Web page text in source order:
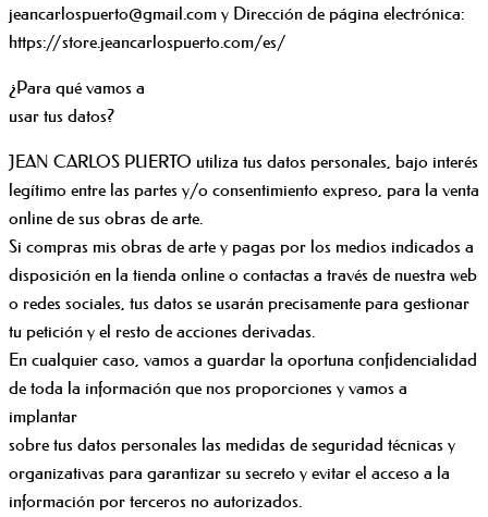
jeancarlospuerto@gmail.com y Dirección de página electrónica:
https://store.jeancarlospuerto.com/es/
¿Para qué vamos a
usar tus datos?
JEAN CARLOS PUERTO utiliza tus datos personales, bajo interés
legítimo entre las partes y/o consentimiento expreso, para la venta
online de sus obras de arte.
Si compras mis obras de arte y pagas por los medios indicados a
disposición en la tienda online o contactas a través de nuestra web
o redes sociales, tus datos se usarán precisamente para gestionar
tu petición y el resto de acciones derivadas.
En cualquier caso, vamos a guardar la oportuna confidencialidad
de toda la información que nos proporciones y vamos a
implantar
sobre tus datos personales las medidas de seguridad técnicas y
organizativas para garantizar su secreto y evitar el acceso a la
información por terceros no autorizados.